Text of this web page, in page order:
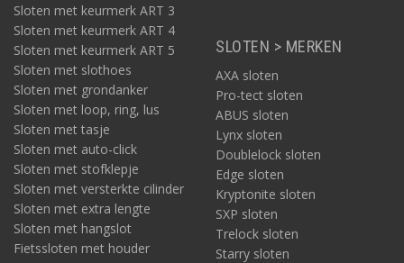
Sloten met keurmerk ART 3
Sloten met keurmerk ART 4
Sloten met keurmerk ART 5
Sloten met slothoes
Sloten met grondanker
Sloten met loop, ring, lus
Sloten met tasje
Sloten met auto-click
Sloten met stofklepje
Sloten met versterkte cilinder
Sloten met extra lengte
Sloten met hangslot
Fietssloten met houder
SLOTEN > MERKEN
AXA sloten
Pro-tect sloten
ABUS sloten
Lynx sloten
Doublelock sloten
Edge sloten
Kryptonite sloten
SXP sloten
Trelock sloten
Starry sloten